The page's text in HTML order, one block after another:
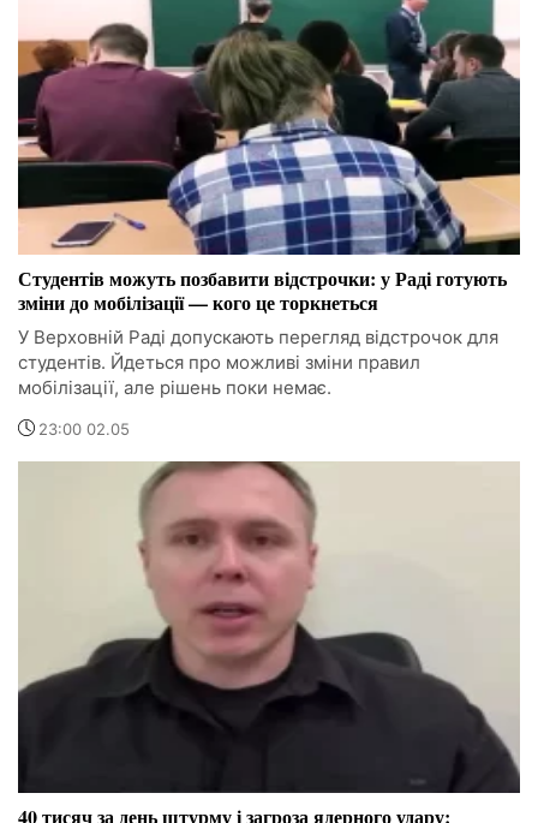
Студентів можуть позбавити відстрочки: у Раді готують
зміни до мобілізації — кого це торкнеться
У Верховній Раді допускають перегляд відстрочок для
студентів. Йдеться про можливі зміни правил
мобілізації, але рішень поки немає.
23:00 02.05
40 тисяч за день штурму і загроза ядерного удару: